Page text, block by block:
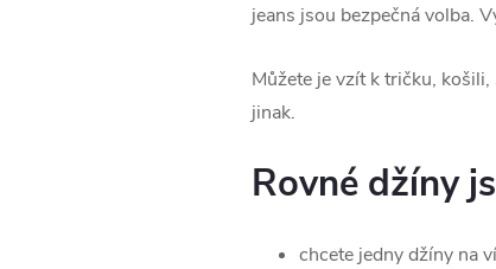
jeans jsou bezpečná volba.
Můžete je vzít k tričku,
jinak.
Rovné džíny
chcete jedny džíny na